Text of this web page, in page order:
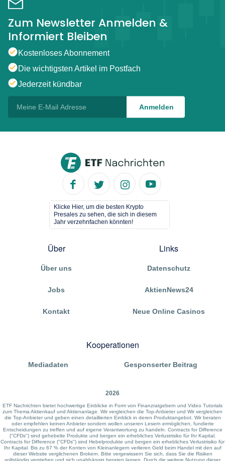
Zum Newsletter Anmelden &
Informiert Bleiben
Kostenloses Abonnement
Die wichtigsten Artikel im Postfach
Jederzeit kündbar
Klicke Hier, um die besten Krypto
Presales zu sehen, die sich in diesem
Jahr verzehnfachen könnten!
Über
Über uns
Jobs
Kontakt
Links
Datenschutz
AktienNews24
Neue Online Casinos
Kooperationen
Mediadaten Gesponserter Beitrag
2026
ETF Nachrichten bietet hochwertige Einblicke in Form von Finanzratgebern und Video Tutorials
zum Thema Aktienkauf und Aktienanlage. Wir vergleichen die Top-Anbieter und Wir vergleichen
die Top-Anbieter und geben einen detaillierten Einblick in deren Produktangebot. Wir beraten
oder empfehlen keinen Anbieter sondern wollen unseren Lesern ermöglichen, fundierte
Entscheidungen zu treffen und auf eigene Verantwortung zu handeln. Contracts for Difference
("CFDs") sind gehebelte Produkte und bergen ein erhebliches Verlustrisiko für Ihr Kapital.
Contracts for Difference ("CFDs") sind Hebelprodukte und bergen ein erhebliches Verlustrisiko für
Ihr Kapital. Bis zu 67 % der Konten von Kleinanlegern verlieren Geld beim Handel mit den auf
dieser Website verglichenen Brokern. Bitte vergewissern Sie sich, dass Sie die Risiken
vollständig verstehen und sich unabhängig beraten lassen. Durch die weitere Nutzung dieser